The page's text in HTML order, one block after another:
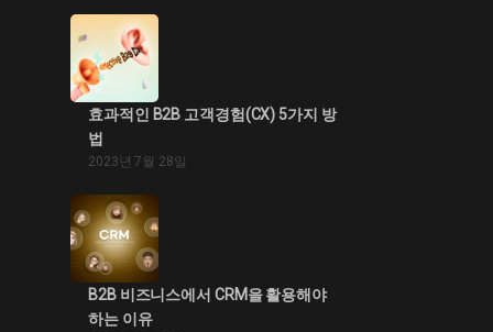
효과적인 B2B 고객경험(CX) 5가지 방
법
2023년 7월 28일
B2B 비즈니스에서 CRM을 활용해야
하는 이유